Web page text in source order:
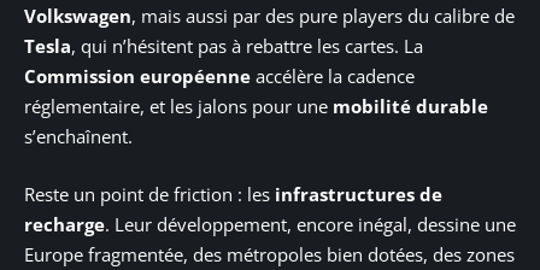
Volkswagen, mais aussi par des pure players du calibre de
Tesla, qui n’hésitent pas à rebattre les cartes. La
Commission européenne accélère la cadence
réglementaire, et les jalons pour une mobilité durable
s’enchaînent.
Reste un point de friction : les infrastructures de
recharge. Leur développement, encore inégal, dessine une
Europe fragmentée, des métropoles bien dotées, des zones